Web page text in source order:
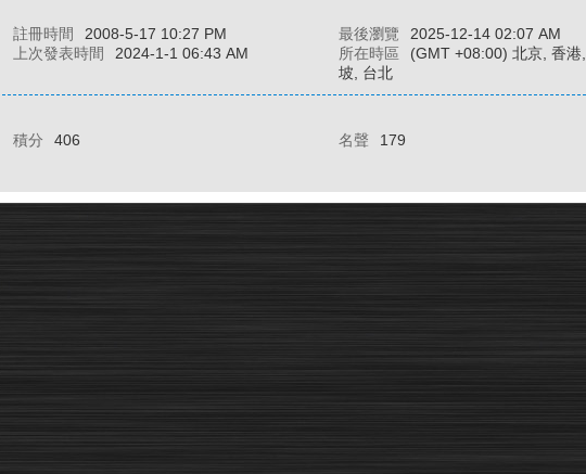
註冊時間 2008-5-17 10:27 PM 最後瀏覽
2025-12-14 02:07 AM
上次發表時間 2024-1-1 06:43 AM 所在時區
(GMT +08:00) 北京, 香港
坡, 台北
積分 406 名聲
179